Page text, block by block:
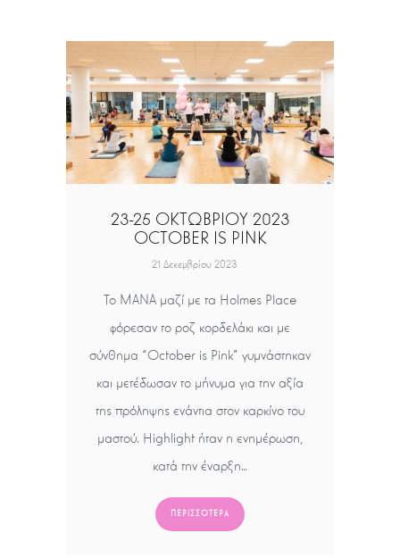
23-25 ΟΚΤΩΒΡΙΟΥ 2023
OCTOBER IS PINK
21 Δεκεμβρίου 2023
To MANA μαζί με τα Holmes Place
φόρεσαν το ροζ κορδελάκι και με
σύνθημα “October is Pink” γυμνάστηκαν
και μετέδωσαν το μήνυμα για την αξία
της πρόληψης ενάντια στον καρκίνο του
μαστού. Highlight ήταν η ενημέρωση,
κατά την έναρξη…
ΠΕΡΙΣΣΌΤΕΡΑ